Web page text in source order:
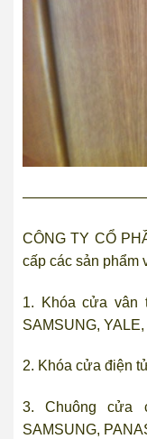
CÔNG TY CỔ
cấp các sản phẩm
1. Khóa cửa vân
SAMSUNG,
2. Khóa cửa điện
3.Chuông
SAMSUNG,